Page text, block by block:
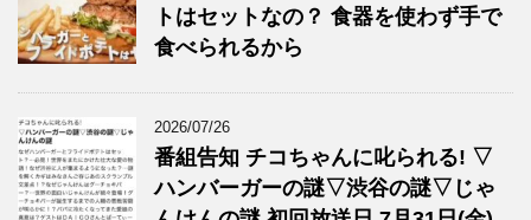
トはセットなの？ 食器を使わず手で
食べられるから
2026/07/26
番組告知 チコちゃんに叱られる! ▽
ハンバーガーの謎▽渋谷の謎▽じゃ